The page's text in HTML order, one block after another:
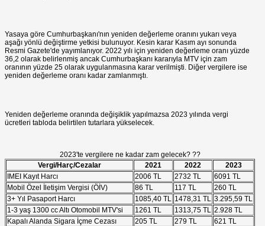
Yasaya göre Cumhurbaşkanı'nın yeniden değerleme oranını yukarı veya
aşağı yönlü değiştirme yetkisi bulunuyor. Kesin karar Kasım ayı sonunda
Resmi Gazete'de yayımlanıyor. 2022 yılı için yeniden değerleme oranı yüzde
36,2 olarak belirlenmiş ancak Cumhurbaşkanı kararıyla MTV için zam
oranının yüzde 25 olarak uygulanmasına karar verilmişti. Diğer vergilere ise
yeniden değerleme oranı kadar zamlanmıştı.
Yeniden değerleme oranında değişiklik yapılmazsa 2023 yılında vergi
ücretleri tabloda belirtilen tutarlara yükselecek.
2023'te vergilere ne kadar zam gelecek? ??
Vergi/Harç/Cezalar
2021 2022
2023
IMEI Kayıt Harcı
2006 TL 2732 TL
6091 TL
Mobil Özel İletişim Vergisi (ÖİV)
86 TL 117 TL
260 TL
3+ Yıl Pasaport Harcı
1085,40 TL 1478,31 TL
3.295,59 TL
1-3 yaş 1300 cc Altı Otomobil MTV'si
1261 TL 1313,75 TL
2.928 TL
Kapalı Alanda Sigara İçme Cezası
205 TL 279 TL
621 TL